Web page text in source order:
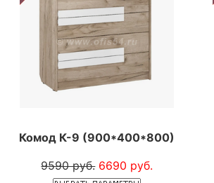
Комод К-9 (900*400*800)
9590 руб. 6690 руб.